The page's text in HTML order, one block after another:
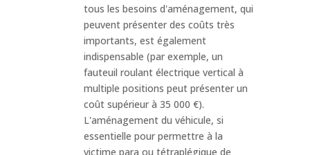
tous les besoins d'aménagement, qui
peuvent présenter des coûts très
importants, est également
indispensable (par exemple, un
fauteuil roulant électrique vertical à
multiple positions peut présenter un
coût supérieur à 35 000 €).
L'aménagement du véhicule, si
essentielle pour permettre à la
victime para ou tétraplégique de